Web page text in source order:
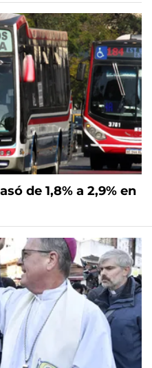
de 1,8% a 2,9% en